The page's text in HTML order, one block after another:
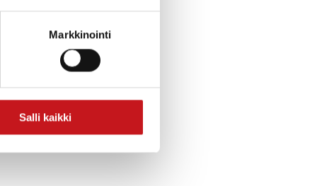
Markkinointi
Salli kaikki